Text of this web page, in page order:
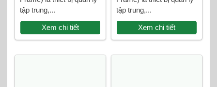
tập trung,...
Xem chi tiết
tập trung,...
Xem chi tiết